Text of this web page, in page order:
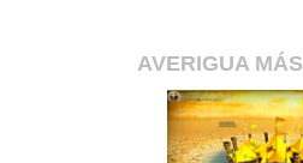
AVERIGUA MÁS